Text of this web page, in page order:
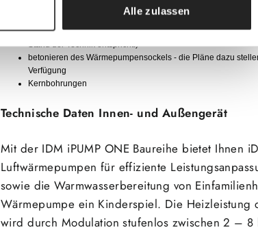
Alle zulassen
elektrischer Anschluss der Wärmepumpeheizung - dieser
-Pauschalpreis€1.850,-(Voraussetzung ist, dass der
Stand der Technik entspricht.)
betonieren des Wärmepumpensockels - die Pläne dazu
Verfügung
Kernbohrungen
Technische Daten Innen- und Außengerät
Mit der IDM iPUMP ONE Baureihe bietet Ihnen
Luftwärmepumpen für effiziente
sowie die Warmwasserbereitung von
Wärmepumpe ein Kinderspiel. Die Heizleistung
wird durch Modulation stufenlos zwischen 2 –